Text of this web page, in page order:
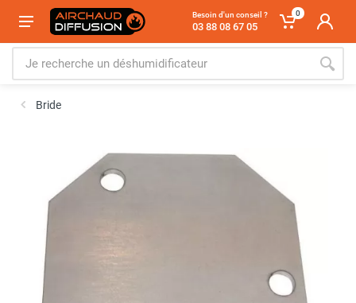
Besoin d'un conseil ?
03 88 08 67 05
0
Bride